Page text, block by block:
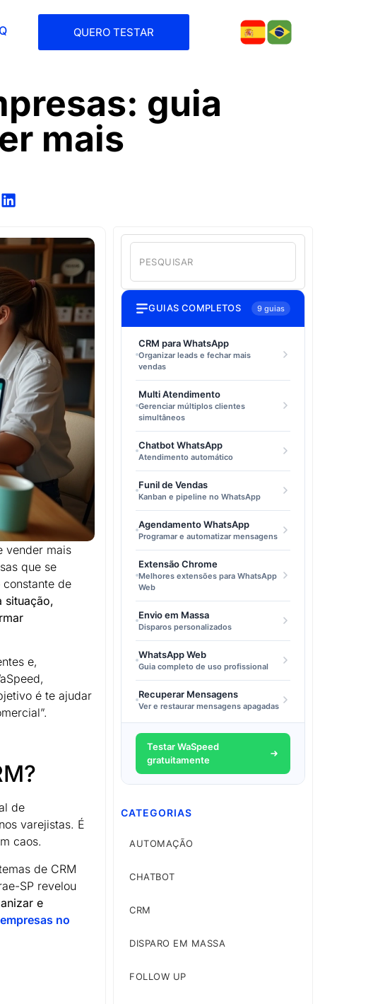
QUERO TESTAR
guia
mais
vender mais
que se
de
situação,
e,
é te ajudar
de
varejistas. É
caos.
de CRM
SP revelou
e
no
GUIAS COMPLETOS 9 guias
CRM para WhatsApp
Organizar leads e fechar mais
vendas
Multi Atendimento
Gerenciar múltiplos clientes
simultâneos
Chatbot WhatsApp
Atendimento automático
Funil de Vendas
Kanban e pipeline no WhatsApp
Agendamento WhatsApp
Programar e automatizar mensagens
Extensão Chrome
Melhores extensões para WhatsApp
Web
Envio em Massa
Disparos personalizados
WhatsApp Web
Guia completo de uso profissional
Recuperar Mensagens
Ver e restaurar mensagens apagadas
Testar WaSpeed
gratuitamente
CATEGORIAS
AUTOMAÇÃO
CHATBOT
CRM
DISPARO EM MASSA
FOLLOW UP